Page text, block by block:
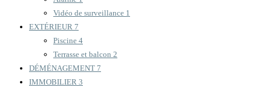
Vidéo de surveillance 1
EXTÉRIEUR 7
Piscine 4
Terrasse et balcon 2
DÉMÉNAGEMENT 7
IMMOBILIER 3